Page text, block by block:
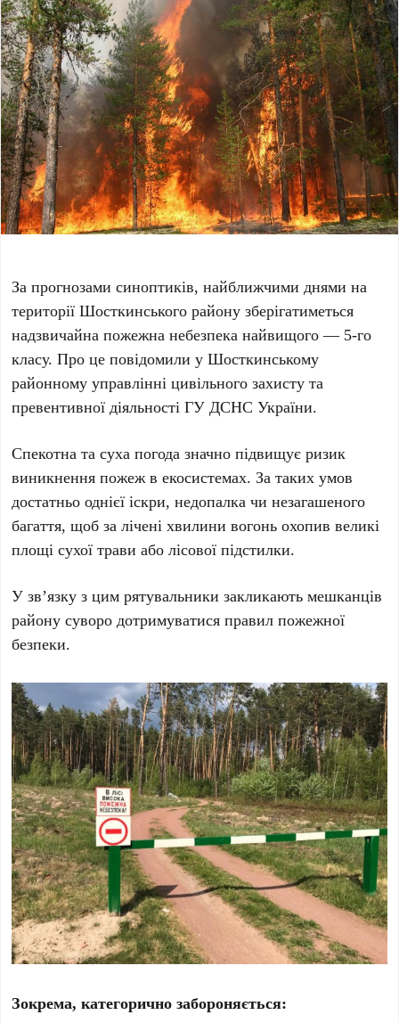
За прогнозами синоптиків, найближчими днями на
території Шосткинського району зберігатиметься
надзвичайна пожежна небезпека найвищого — 5-го
класу. Про це повідомили у Шосткинському
районному управлінні цивільного захисту та
превентивної діяльності ГУ ДСНС України.
Спекотна та суха погода значно підвищує ризик
виникнення пожеж в екосистемах. За таких умов
достатньо однієї іскри, недопалка чи незагашеного
багаття, щоб за лічені хвилини вогонь охопив великі
площі сухої трави або лісової підстилки.
У зв’язку з цим рятувальники закликають мешканців
району суворо дотримуватися правил пожежної
безпеки.
Зокрема, категорично забороняється: